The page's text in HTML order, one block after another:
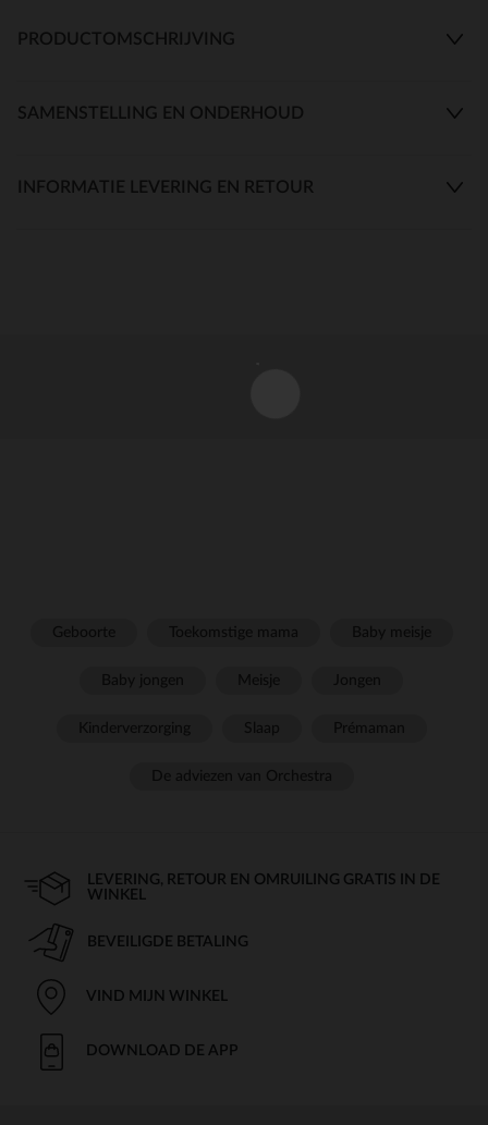
PRODUCTOMSCHRIJVING
SAMENSTELLING EN ONDERHOUD
INFORMATIE LEVERING EN RETOUR
LEVERING, RETOUR EN OMRUILING GRATIS IN DE
WINKEL
BEVEILIGDE BETALING
VIND MIJN WINKEL
DOWNLOAD DE APP